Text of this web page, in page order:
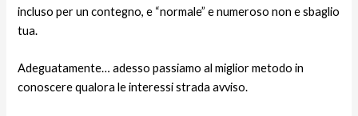
incluso per un contegno, e “normale” e numeroso non e sbaglio
tua.
Adeguatamente… adesso passiamo al miglior metodo in
conoscere qualora le interessi strada avviso.